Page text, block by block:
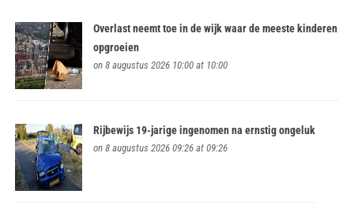
Overlast neemt toe in de wijk waar de meeste kinderen
opgroeien
on 8 augustus 2026 10:00 at 10:00
Rijbewijs 19-jarige ingenomen na ernstig ongeluk
on 8 augustus 2026 09:26 at 09:26